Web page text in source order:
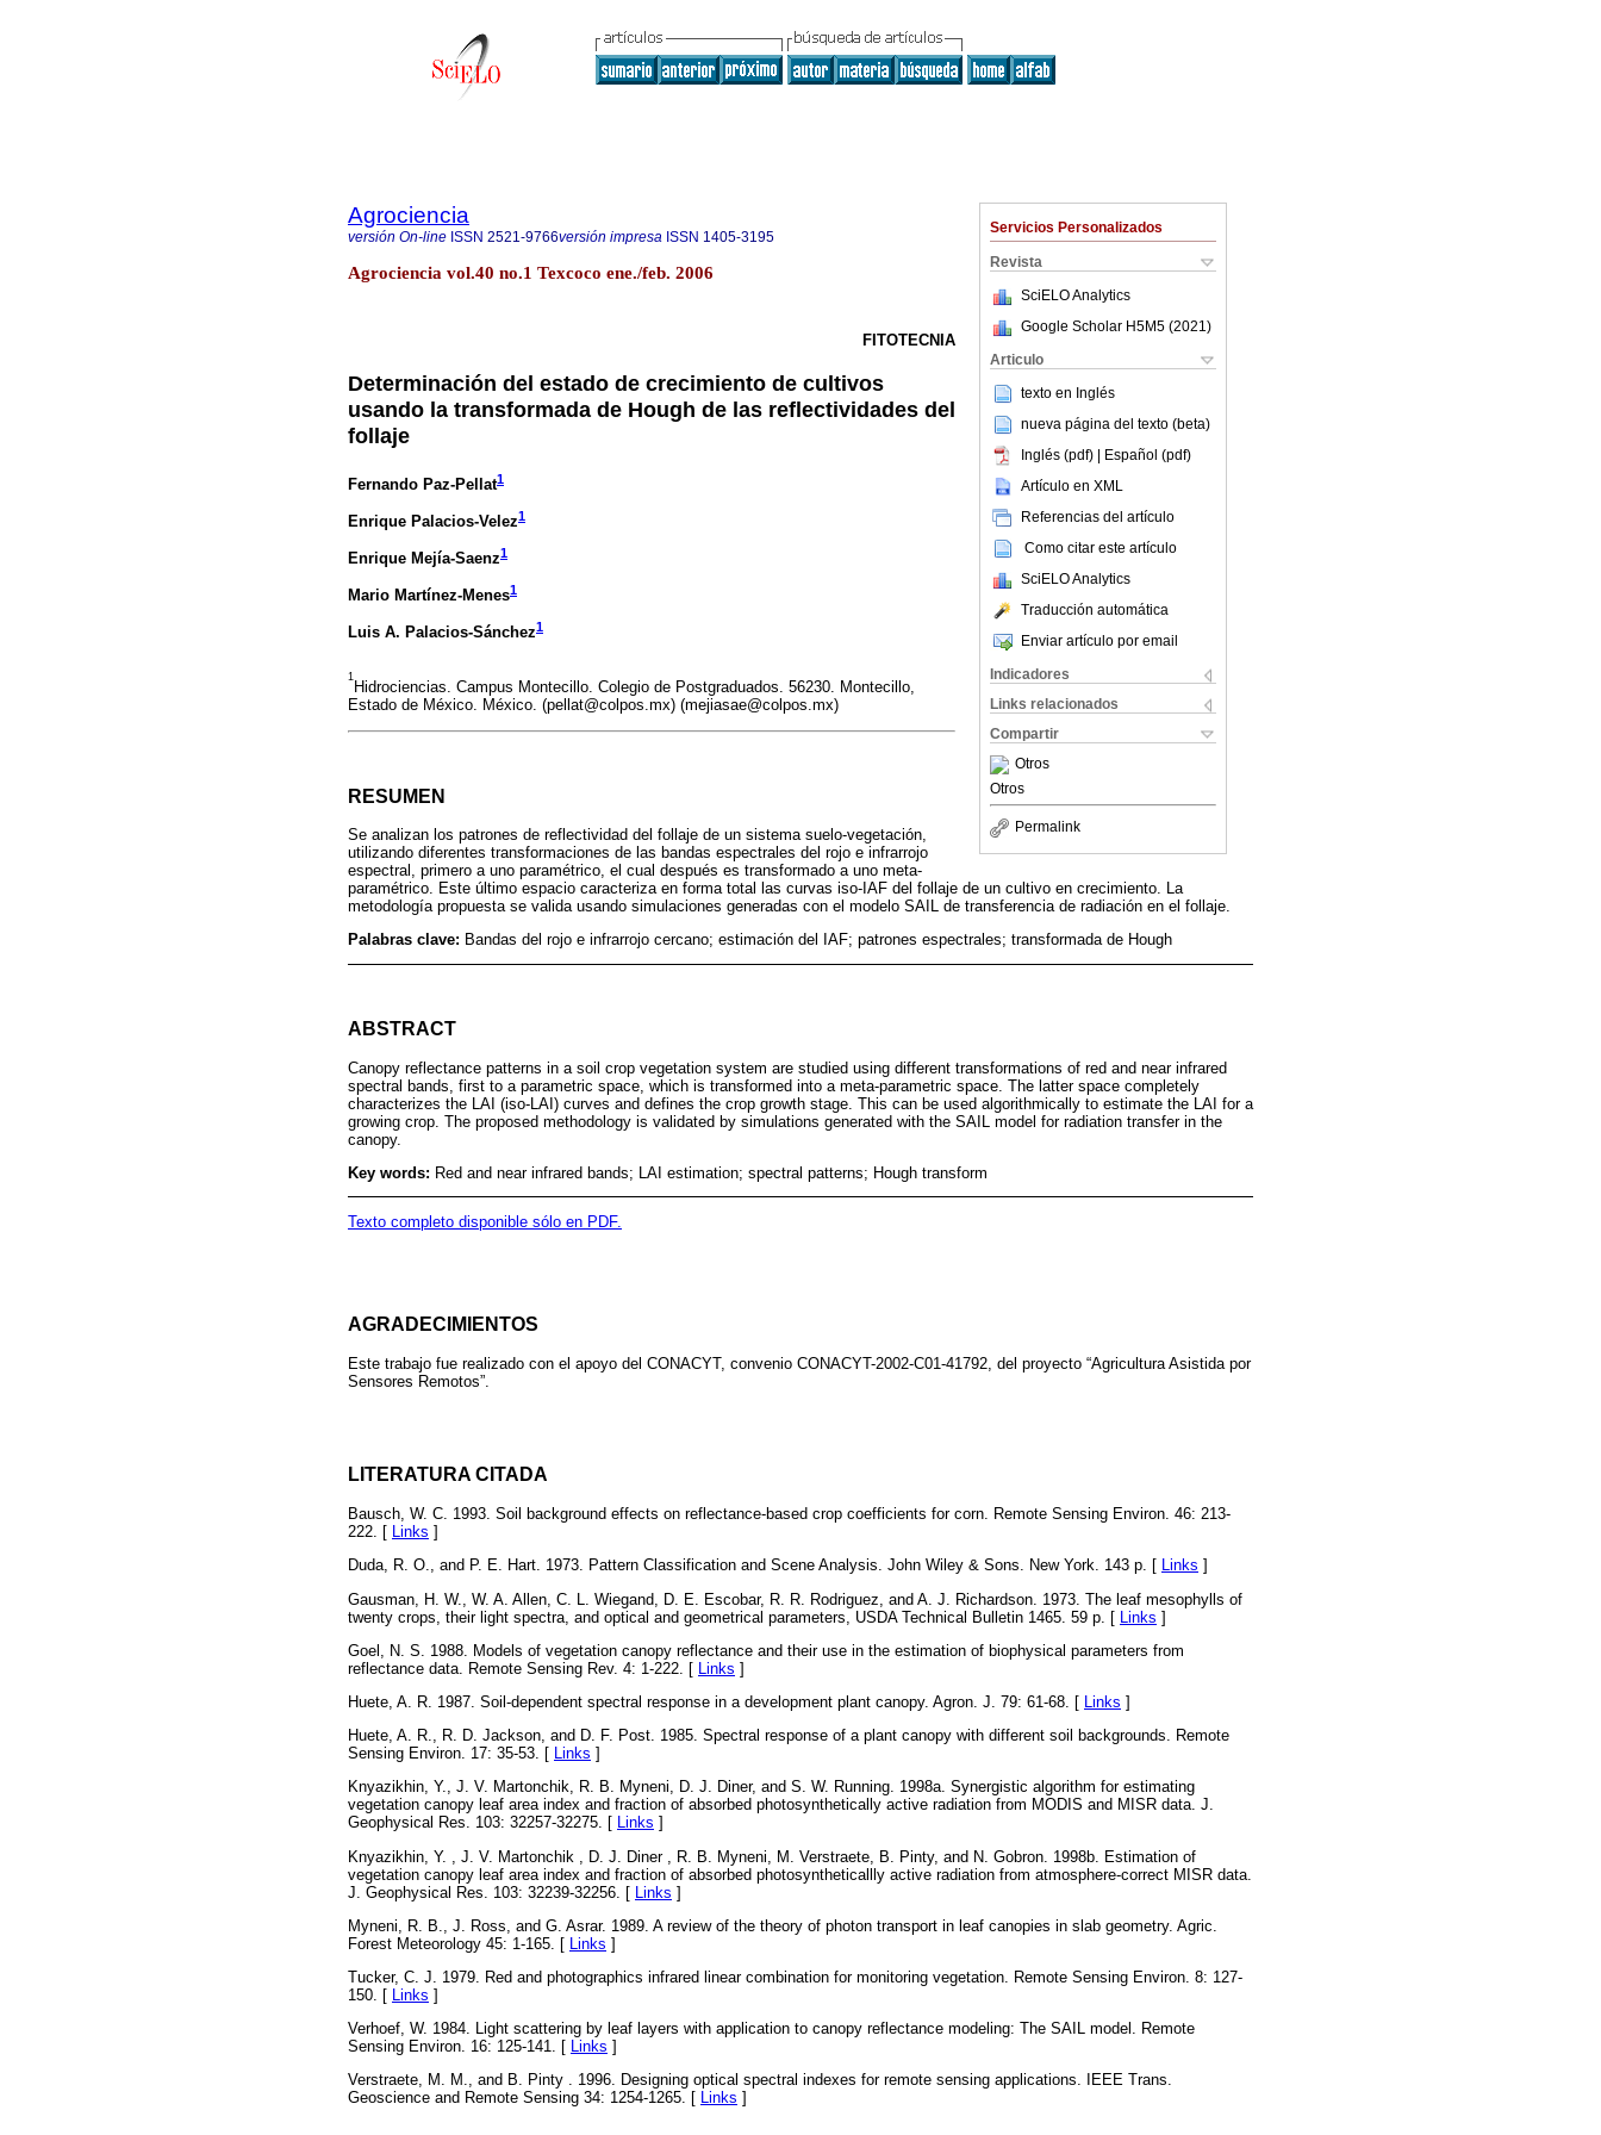
Servicios Personalizados
Revista
SciELO Analytics
Google Scholar H5M5 (2021 )
Articulo
texto en Inglés
nueva página del texto (beta)
Inglés (pdf) | Español (pdf)
Artículo en XML
Referencias del artículo
Como citar este artículo
SciELO Analytics
Traducción automática
Enviar artículo por email
Indicadores
Links relacionados
Compartir
Otros
Otros
Permalink
Agrociencia
versión On-line ISSN 2521-9766versión impresa ISSN 1405-3195
Agrociencia vol.40 no.1 Texcoco ene./feb. 2006
FITOTECNIA
Determinación del estado de crecimiento de cultivos
usando la transformada de Hough de las reflectividades del
follaje
Fernando Paz-Pellat1
Enrique Palacios-Velez1
Enrique Mejía-Saenz1
Mario Martínez-Menes1
Luis A. Palacios-Sánchez1
1
Hidrociencias. Campus Montecillo. Colegio de Postgraduados. 56230. Montecillo,
Estado de México. México. (pellat@colpos.mx) (mejiasae@colpos.mx)
RESUMEN
Se analizan los patrones de reflectividad del follaje de un sistema suelo-vegetación,
utilizando diferentes transformaciones de las bandas espectrales del rojo e infrarrojo
espectral, primero a uno paramétrico, el cual después es transformado a uno meta-
paramétrico. Este último espacio caracteriza en forma total las curvas iso-IAF del follaje de un cultivo en crecimiento. La
metodología propuesta se valida usando simulaciones generadas con el modelo SAIL de transferencia de radiación en el follaje.
Palabras clave: Bandas del rojo e infrarrojo cercano; estimación del IAF; patrones espectrales; transformada de Hough
ABSTRACT
Canopy reflectance patterns in a soil crop vegetation system are studied using different transformations of red and near infrared
spectral bands, first to a parametric space, which is transformed into a meta-parametric space. The latter space completely
characterizes the LAI (iso-LAI) curves and defines the crop growth stage. This can be used algorithmically to estimate the LAI for a
growing crop. The proposed methodology is validated by simulations generated with the SAIL model for radiation transfer in the
canopy.
Key words: Red and near infrared bands; LAI estimation; spectral patterns; Hough transform
Texto completo disponible sólo en PDF.
AGRADECIMIENTOS
Este trabajo fue realizado con el apoyo del CONACYT, convenio CONACYT-2002-C01-41792, del proyecto “Agricultura Asistida por
Sensores Remotos”.
LITERATURA CITADA
Bausch, W. C. 1993. Soil background effects on reflectance-based crop coefficients for corn. Remote Sensing Environ. 46: 213-
222. [ Links ]
Duda, R. O., and P. E. Hart. 1973. Pattern Classification and Scene Analysis. John Wiley & Sons. New York. 143 p. [ Links ]
Gausman, H. W., W. A. Allen, C. L. Wiegand, D. E. Escobar, R. R. Rodriguez, and A. J. Richardson. 1973. The leaf mesophylls of
twenty crops, their light spectra, and optical and geometrical parameters, USDA Technical Bulletin 1465. 59 p. [ Links ]
Goel, N. S. 1988. Models of vegetation canopy reflectance and their use in the estimation of biophysical parameters from
reflectance data. Remote Sensing Rev. 4: 1-222. [
Links ]
Huete, A. R. 1987. Soil-dependent spectral response in a development plant canopy. Agron. J. 79: 61-68. [ Links ]
Huete, A. R., R. D. Jackson, and D. F. Post. 1985. Spectral response of a plant canopy with different soil backgrounds. Remote
Sensing Environ. 17: 35-53. [ Links ]
Knyazikhin, Y., J. V. Martonchik, R. B. Myneni, D. J. Diner, and S. W. Running. 1998a. Synergistic algorithm for estimating
vegetation canopy leaf area index and fraction of absorbed photosynthetically active radiation from MODIS and MISR data. J.
Geophysical Res. 103: 32257-32275. [ Links ]
Knyazikhin, Y. , J. V. Martonchik , D. J. Diner , R. B. Myneni, M. Verstraete, B. Pinty, and N. Gobron. 1998b. Estimation of
vegetation canopy leaf area index and fraction of absorbed photosyntheticallly active radiation from atmosphere-correct MISR data.
J. Geophysical Res. 103: 32239-32256. [ Links ]
Myneni, R. B., J. Ross, and G. Asrar. 1989. A review of the theory of photon transport in leaf canopies in slab geometry. Agric.
Forest Meteorology 45: 1-165. [
Links ]
Tucker, C. J. 1979. Red and photographics infrared linear combination for monitoring vegetation. Remote Sensing Environ. 8: 127-
150. [
Links ]
Verhoef, W. 1984. Light scattering by leaf layers with application to canopy reflectance modeling: The SAIL model. Remote
Sensing Environ. 16: 125-141. [ Links ]
Verstraete, M. M., and B. Pinty . 1996. Designing optical spectral indexes for remote sensing applications. IEEE Trans.
Geoscience and Remote Sensing 34: 1254-1265. [ Links ]